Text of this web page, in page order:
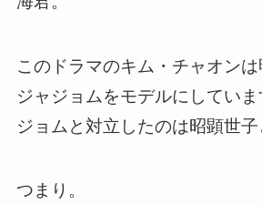
このドラマのキム・チャオンは
ジャジョムをモデルにしてい
ジョムと対立したのは昭顕世子
つまり。